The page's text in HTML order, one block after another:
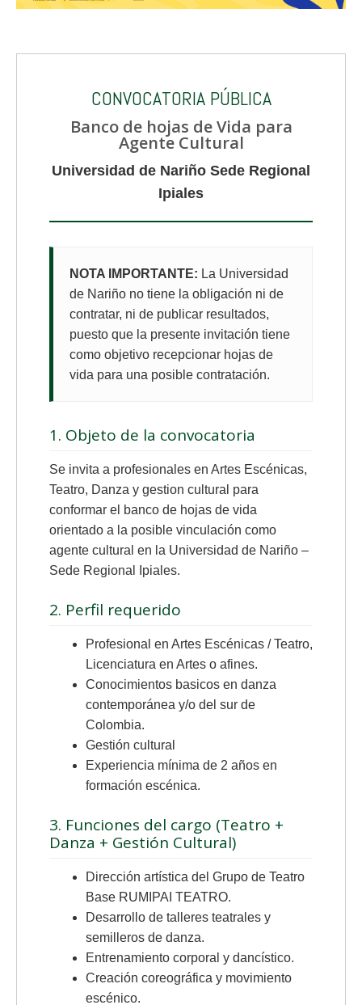
CONVOCATORIA PÚBLICA
Banco de hojas de Vida para
Agente Cultural
Universidad de Nariño Sede Regional
Ipiales
NOTA IMPORTANTE: La Universidad
de Nariño no tiene la obligación ni de
contratar, ni de publicar resultados,
puesto que la presente invitación tiene
como objetivo recepcionar hojas de
vida para una posible contratación.
1. Objeto de la convocatoria
Se invita a profesionales en Artes Escénicas,
Teatro, Danza y gestion cultural para
conformar el banco de hojas de vida
orientado a la posible vinculación como
agente cultural en la Universidad de Nariño –
Sede Regional Ipiales.
2. Perfil requerido
Profesional en Artes Escénicas / Teatro,
Licenciatura en Artes o afines.
Conocimientos basicos en danza
contemporánea y/o del sur de
Colombia.
Gestión cultural
Experiencia mínima de 2 años en
formación escénica.
3. Funciones del cargo (Teatro +
Danza + Gestión Cultural)
Dirección artística del Grupo de Teatro
Base RUMIPAI TEATRO.
Desarrollo de talleres teatrales y
semilleros de danza.
Entrenamiento corporal y dancístico.
Creación coreográfica y movimiento
escénico.